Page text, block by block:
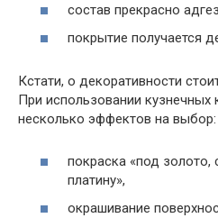
состав прекрасно
покрытие получается
Кстати, о декоративности
При использовании кузнечных
несколько эффектов на выбор:
покраска «под золото,
платину»,
окрашивание